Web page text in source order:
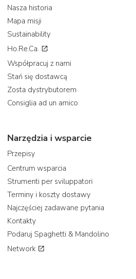
Nasza historia
Mapa misji
Sustainability
Ho.Re.Ca.
Współpracuj z nami
Stań się dostawcą
Zosta dystrybutorem
Consiglia ad un amico
Narzędzia i wsparcie
Przepisy
Centrum wsparcia
Strumenti per sviluppatori
Terminy i koszty dostawy
Najczęściej zadawane pytania
Kontakty
Podaruj Spaghetti & Mandolino
Network